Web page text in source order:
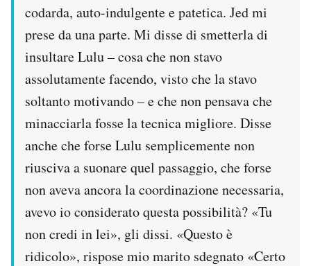
codarda, auto-indulgente e patetica. Jed mi
prese da una parte. Mi disse di smetterla di
insultare Lulu – cosa che non stavo
assolutamente facendo, visto che la stavo
soltanto motivando – e che non pensava che
minacciarla fosse la tecnica migliore. Disse
anche che forse Lulu semplicemente non
riusciva a suonare quel passaggio, che forse
non aveva ancora la coordinazione necessaria,
avevo io considerato questa possibilità? «Tu
non credi in lei», gli dissi. «Questo è
ridicolo», rispose mio marito sdegnato «Certo